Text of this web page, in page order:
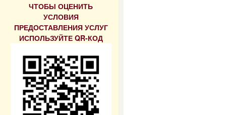
ЧТОБЫ ОЦЕНИТЬ
УСЛОВИЯ
ПРЕДОСТАВЛЕНИЯ УСЛУГ
ИСПОЛЬЗУЙТЕ QR-КОД